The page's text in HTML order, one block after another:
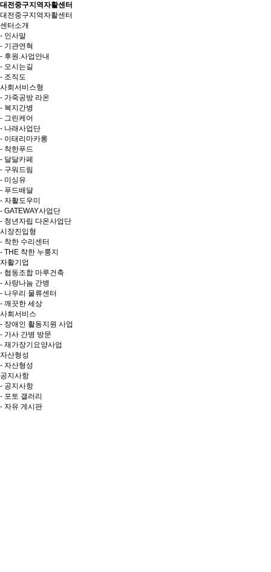
대전중구지역자활센터
대전중구지역자활센터
센터소개
- 인사말
- 기관연혁
- 후원.사업안내
- 오시는길
- 조직도
사회서비스형
- 가죽공방 라온
- 복지간병
- 그린케어
- 나래사업단
- 이태리마카롱
- 착한푸드
- 달달카페
- 구워드림
- 미싱유
- 푸드배달
- 자활도우미
- GATEWAY사업단
- 청년자립 다온사업단
시장진입형
- 착한 수리센터
- THE 착한 누룽지
자활기업
- 협동조합 마루건축
- 사랑나눔 간병
- 나우리 물류센터
- 깨끗한 세상
사회서비스
- 장애인 활동지원 사업
- 가사 간병 방문
- 재가장기요양사업
자산형성
- 자산형성
공지사항
- 공지사항
- 포토 갤러리
- 자유 게시판